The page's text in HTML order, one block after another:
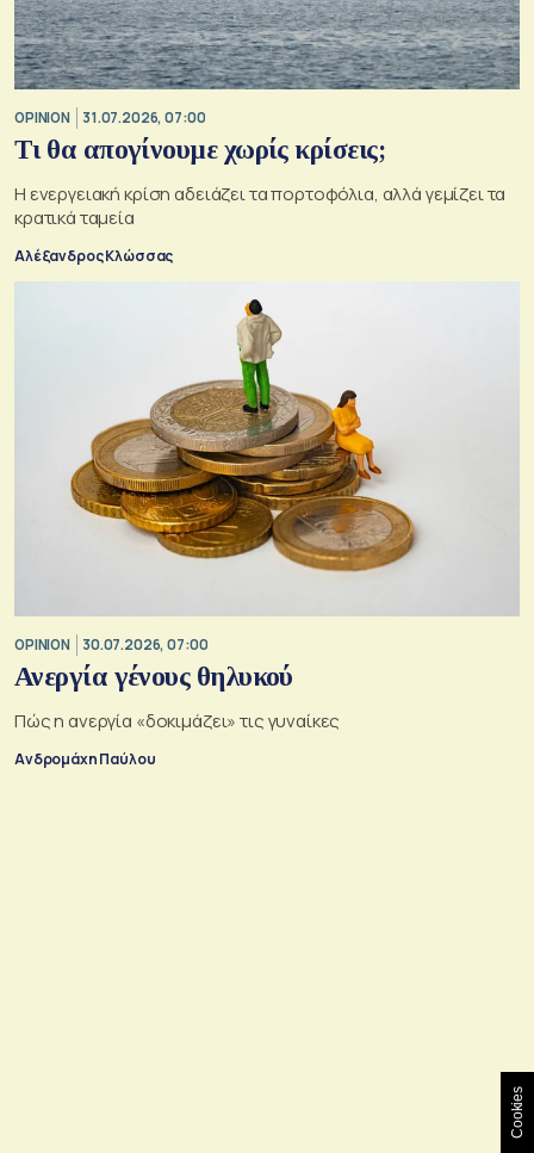
OPINION 31.07.2026, 07:00
Τι θα απογίνουμε χωρίς κρίσεις;
Η ενεργειακή κρίση αδειάζει τα πορτοφόλια, αλλά γεμίζει τα
κρατικά ταμεία
Αλέξανδρος Κλώσσας
OPINION 30.07.2026, 07:00
Ανεργία γένους θηλυκού
Πώς η ανεργία «δοκιμάζει» τις γυναίκες
Ανδρομάχη Παύλου
Cookies